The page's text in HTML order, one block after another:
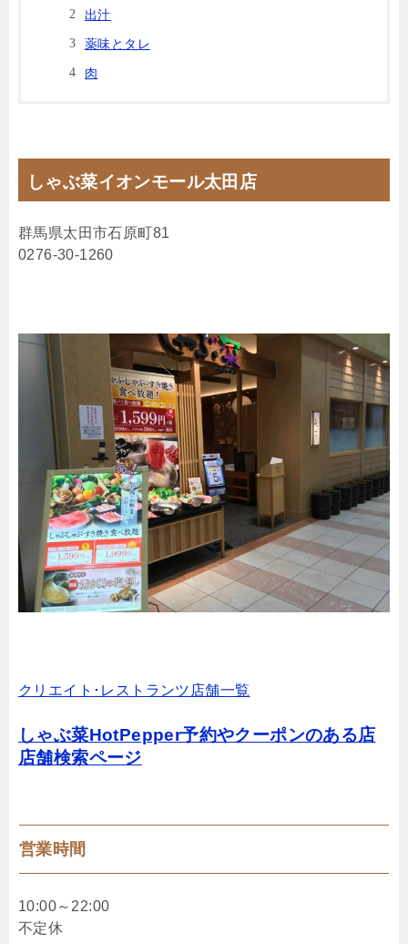
出汁
薬味とタレ
肉
しゃぶ菜イオンモール太田店
群馬県太田市石原町81
0276-30-1260
クリエイト･レストランツ店舗一覧
しゃぶ菜HotPepper予約やクーポンのある店
店舗検索ページ
営業時間
10:00～22:00
不定休